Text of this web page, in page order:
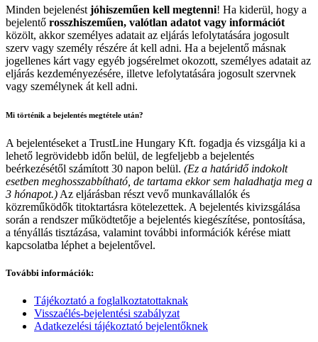
Minden bejelenést jóhiszeműen kell megtenni! Ha kiderül, hogy a
bejelentő rosszhiszeműen, valótlan adatot vagy információt
közölt, akkor személyes adatait az eljárás lefolytatására jogosult
szerv vagy személy részére át kell adni. Ha a bejelentő másnak
jogellenes kárt vagy egyéb jogsérelmet okozott, személyes adatait az
eljárás kezdeményezésére, illetve lefolytatására jogosult szervnek
vagy személynek át kell adni.
Mi történik a bejelentés megtétele után?
A bejelentéseket a TrustLine Hungary Kft. fogadja és vizsgálja ki a
lehető legrövidebb időn belül, de legfeljebb a bejelentés
beérkezésétől számított 30 napon belül. (Ez a határidő indokolt
esetben meghosszabbítható, de tartama ekkor sem haladhatja meg a
3 hónapot.) Az eljárásban részt vevő munkavállalók és
közreműködők titoktartásra kötelezettek. A bejelentés kivizsgálása
során a rendszer működtetője a bejelentés kiegészítése, pontosítása,
a tényállás tisztázása, valamint további információk kérése miatt
kapcsolatba léphet a bejelentővel.
További információk:
Tájékoztató a foglalkoztatottaknak
Visszaélés-bejelentési szabályzat
Adatkezelési tájékoztató bejelentőknek